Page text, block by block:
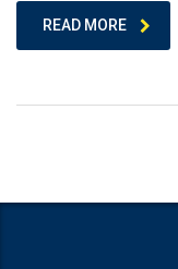
READ MORE